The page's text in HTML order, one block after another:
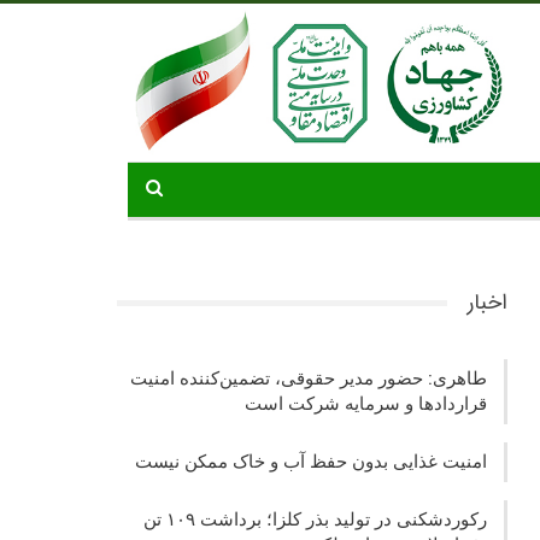
اخبار
طاهری: حضور مدیر حقوقی، تضمین‌کننده امنیت
قراردادها و سرمایه شرکت‌ است
امنیت غذایی بدون حفظ آب و خاک ممکن نیست
رکوردشکنی در تولید بذر کلزا؛ برداشت ۱۰۹ تن